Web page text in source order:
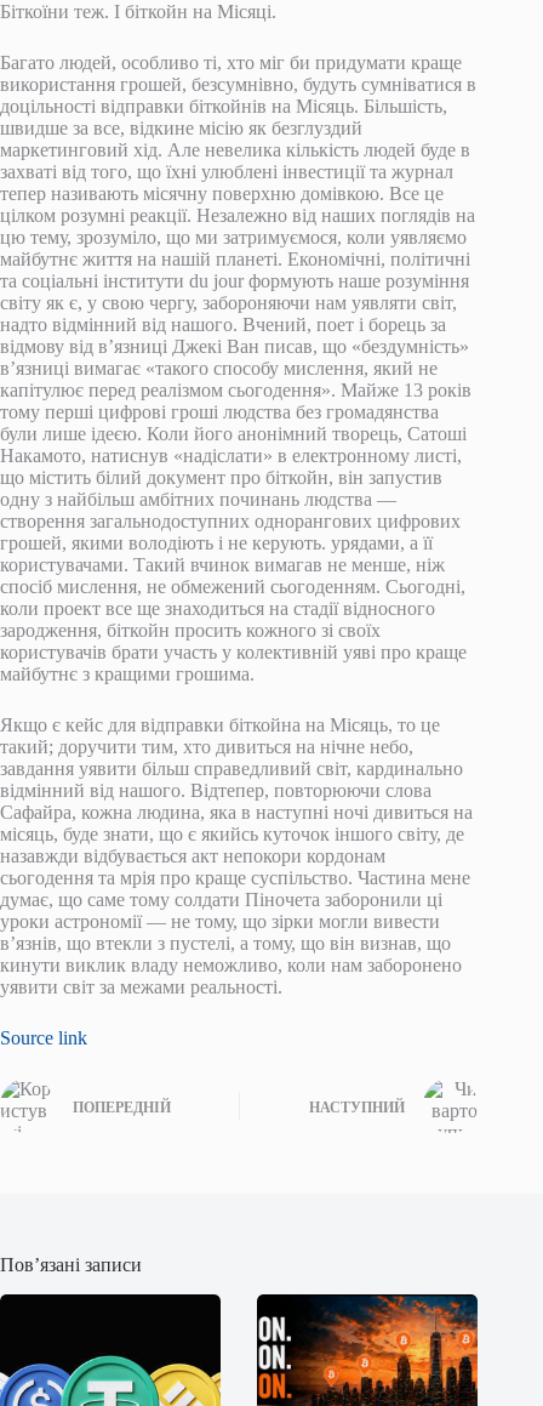
Біткоїни теж. І біткойн на Місяці.
Багато людей, особливо ті, хто міг би придумати краще
використання грошей, безсумнівно, будуть сумніватися в
доцільності відправки біткойнів на Місяць. Більшість,
швидше за все, відкине місію як безглуздий
маркетинговий хід. Але невелика кількість людей буде в
захваті від того, що їхні улюблені інвестиції та журнал
тепер називають місячну поверхню домівкою. Все це
цілком розумні реакції. Незалежно від наших поглядів на
цю тему, зрозуміло, що ми затримуємося, коли уявляємо
майбутнє життя на нашій планеті. Економічні, політичні
та соціальні інститути du jour формують наше розуміння
світу як є, у свою чергу, забороняючи нам уявляти світ,
надто відмінний від нашого. Вчений, поет і борець за
відмову від в’язниці Джекі Ван писав, що «бездумність»
в’язниці вимагає «такого способу мислення, який не
капітулює перед реалізмом сьогодення». Майже 13 років
тому перші цифрові гроші людства без громадянства
були лише ідеєю. Коли його анонімний творець, Сатоші
Накамото, натиснув «надіслати» в електронному листі,
що містить білий документ про біткойн, він запустив
одну з найбільш амбітних починань людства —
створення загальнодоступних однорангових цифрових
грошей, якими володіють і не керують. урядами, а її
користувачами. Такий вчинок вимагав не менше, ніж
спосіб мислення, не обмежений сьогоденням. Сьогодні,
коли проект все ще знаходиться на стадії відносного
зародження, біткойн просить кожного зі своїх
користувачів брати участь у колективній уяві про краще
майбутнє з кращими грошима.
Якщо є кейс для відправки біткойна на Місяць, то це
такий; доручити тим, хто дивиться на нічне небо,
завдання уявити більш справедливий світ, кардинально
відмінний від нашого. Відтепер, повторюючи слова
Сафайра, кожна людина, яка в наступні ночі дивиться на
місяць, буде знати, що є якийсь куточок іншого світу, де
назавжди відбувається акт непокори кордонам
сьогодення та мрія про краще суспільство. Частина мене
думає, що саме тому солдати Піночета заборонили ці
уроки астрономії — не тому, що зірки могли вивести
в’язнів, що втекли з пустелі, а тому, що він визнав, що
кинути виклик владу неможливо, коли нам заборонено
уявити світ за межами реальності.
Source link
ПОПЕРЕДНІЙ НАСТУПНИЙ
Пов’язані записи